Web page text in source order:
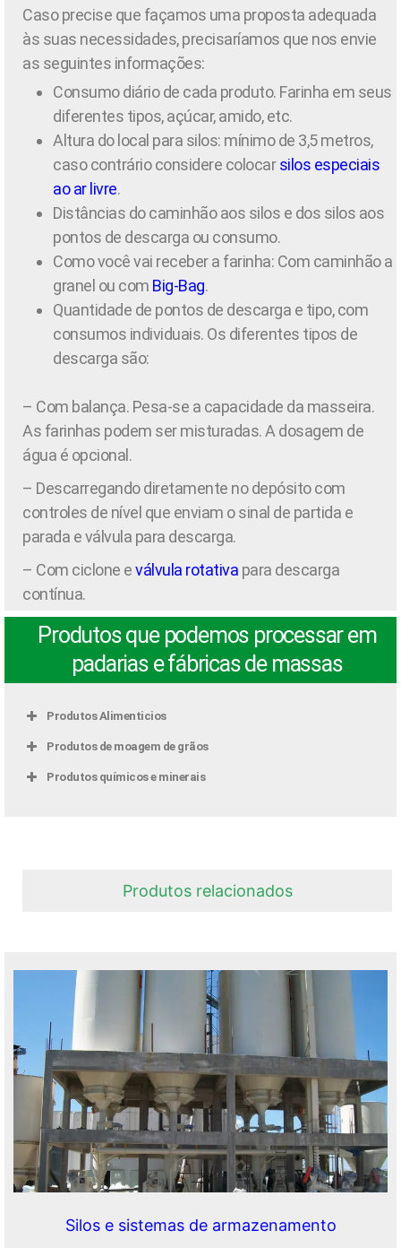
Caso precise que façamos uma proposta adequada
às suas necessidades, precisaríamos que nos envie
as seguintes informações:
Consumo diário de cada produto. Farinha em seus
diferentes tipos, açúcar, amido, etc.
Altura do local para silos: mínimo de 3,5 metros,
caso contrário considere colocarsilos especiais
ao ar livre.
Distâncias do caminhão aos silos e dos silos aos
pontos de descarga ou consumo.
Como você vai receber a farinha: Com caminhão a
granel ou com Big-Bag.
Quantidade de pontos de descarga e tipo, com
consumos individuais. Os diferentes tipos de
descarga são:
– Com balança. Pesa-se a capacidade da masseira.
As farinhas podem ser misturadas. A dosagem de
água é opcional.
– Descarregando diretamente no depósito com
controles de nível que enviam o sinal de partida e
parada e válvula para descarga.
– Com ciclone eválvula rotativa para descarga
contínua.
Produtos que podemos processar em
padarias e fábricas de massas
Produtos Alimenticios
Produtos de moagem de grãos
Produtos químicos e minerais
Produtos relacionados
Silos e sistemas de armazenamento